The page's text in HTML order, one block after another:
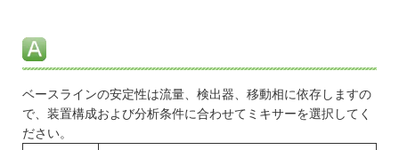
ベースラインの安定性は流量、検出器、移動相に依存しますの
で、装置構成および分析条件に合わせてミキサーを選択してく
ださい。